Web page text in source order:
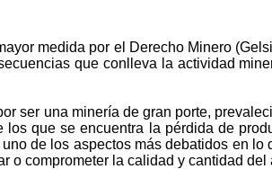
medida por el Derecho Minero
que conlleva la actividad
ser una minería de gran porte,
que se encuentra la pérdida de
uno de los aspectos más debatidos en
o comprometer la calidad y cantidad del